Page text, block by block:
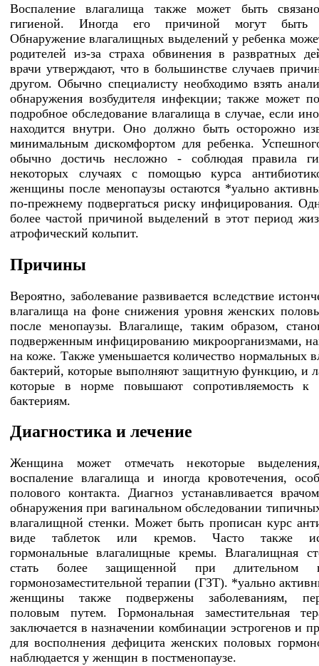
Воспаление влагалища также может быть
гигиеной. Иногда его причиной могут быть
Обнаружение влагалищных выделений у ребенка
родителей из-за страха обвинения в развратных
врачи утверждают, что в большинстве случаев
другом. Обычно специалисту необходимо взять
обнаружения возбудителя инфекции; также может
подробное обследование влагалища в случае, если
находится внутри. Оно должно быть осторожно
минимальным дискомфортом для ребенка.
обычно достичь несложно - соблюдая правила
некоторых случаях с помощью курса
женщины после менопаузы остаются *уально
по-прежнему подвергаться риску инфицирования.
более частой причиной выделений в этот период
атрофический кольпит.
Причины
Вероятно, заболевание развивается вследствие
влагалища на фоне снижения уровня женских
после менопаузы. Влагалище, таким образом,
подверженным инфицированию микроорганизмами,
на коже. Также уменьшается количество нормальных
бактерий, которые выполняют защитную функцию, и
которые в норме повышают сопротивляемость к
бактериям.
Диагностика и лечение
Женщина может отмечать некоторые
воспаление влагалища и иногда кровотечения,
полового контакта. Диагноз устанавливается
обнаружения при вагинальном обследовании
влагалищной стенки. Может быть прописан курс
виде таблеток или кремов. Часто также
гормональные влагалищные кремы. Влагалищная
стать более защищенной при длительном
гормонозаместительной терапии (ГЗТ). *уально
женщины также подвержены заболеваниям,
половым путем. Гормональная заместительная
заключается в назначении комбинации эстрогенов и
для восполнения дефицита женских половых
наблюдается у женщин в постменопаузе.